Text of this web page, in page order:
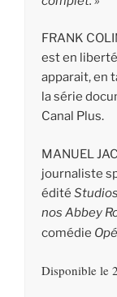
FRANK
est en liberté
apparait, en
la série
Canal Plus.
MANUEL
journaliste
édité
nos Abbey
comédie
Disponible le